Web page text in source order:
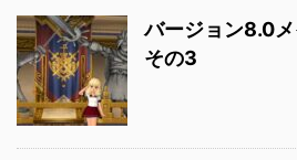
バージョン8.0
その3